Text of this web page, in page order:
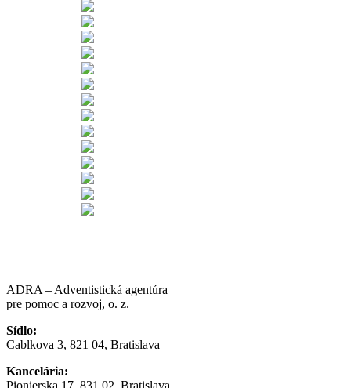
ADRA – Adventistická agentúra
pre pomoc a rozvoj, o. z.
Sídlo:
Cablkova 3, 821 04, Bratislava
Kancelária:
Pionierska 17, 831 02, Bratislava